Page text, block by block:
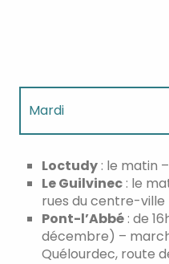
Mardi
Mercredi
Jeudi
Vendredi
Loctudy : le matin
Le Guilvinec : le
rues du centre-ville
Pont-l’Abbé : de
décembre) –
Quélourdec, route